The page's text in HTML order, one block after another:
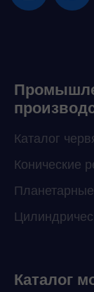
Каталог
Конические
Каталог